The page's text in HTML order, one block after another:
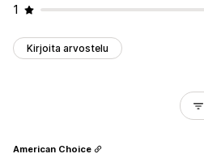
1
Kirjoita arvostelu
American Choice